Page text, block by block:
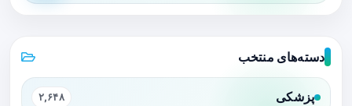
دسته‌های منتخب
پزشکی ۲,۶۴۸